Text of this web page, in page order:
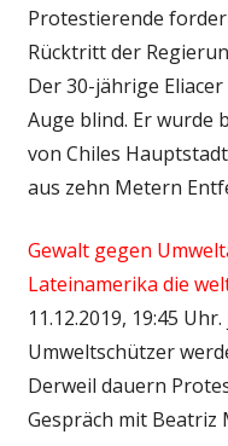
Protestierende
Rücktritt der
Der 30-jährige
Auge blind. Er wurde
von Chiles
aus zehn Metern
Gewalt gegen
Lateinamerika die
11.12.2019, 19:45
Umweltschützer
Derweil dauern
Gespräch mit Beatriz